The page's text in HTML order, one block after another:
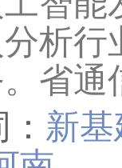
析行
省通
新